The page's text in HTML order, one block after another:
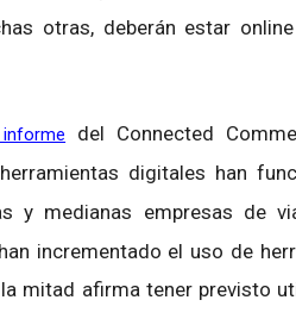
otras, deberán estar
del Connected
digitales han
y medianas empresas de
incrementado el uso de
mitad afirma tener previsto